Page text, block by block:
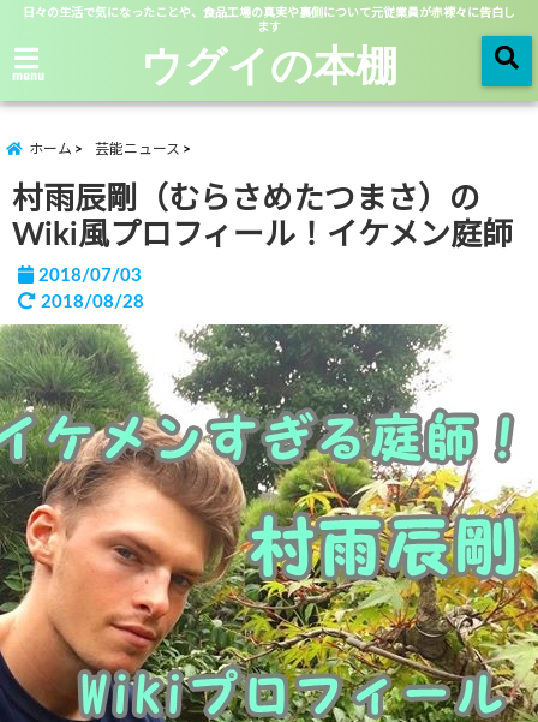
日々の生活で気になったことや、食品工場の真実や裏側について元従業員が赤裸々に告白し
ます
menu ウグイの本棚
ホーム 芸能ニュース
村雨辰剛（むらさめたつまさ）の
Wiki風プロフィール！イケメン庭師
2018/07/03
2018/08/28